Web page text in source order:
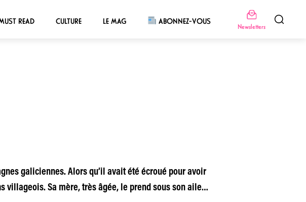
READ CULTURE LE MAG ABONNEZ-VOUS
Newsletters
galiciennes. Alors qu’il avait été écroué pour avoir
villageois. Sa mère, très âgée, le prend sous son aile…